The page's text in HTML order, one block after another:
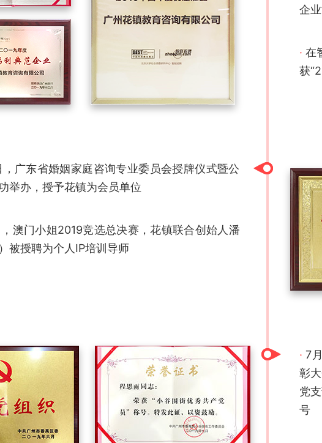
企业
· 在
获
广东省婚姻家庭咨询专业委员会授牌仪式暨公
举办，授予花镇为会员单位
澳门小姐2019竞选总决赛，花镇联合创始人潘
被授聘为个人IP培训导师
· 7
彰
党
号